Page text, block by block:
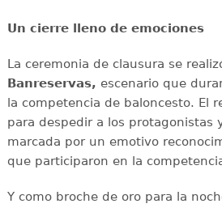
Un cierre lleno de emociones
La ceremonia de clausura se
Banreservas, escenario que
la competencia de baloncesto. El
para despedir a los protagonistas
marcada por un emotivo
que participaron en la
Y como broche de oro para la